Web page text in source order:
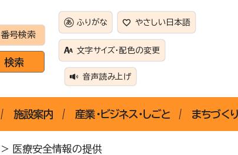
号検索
ふりがな やさしい日本語
文字サイズ・配色の変更
音声読み上げ
施設案内 産業・ビジネス・しごと まちづくり
> 医療安全情報の提供